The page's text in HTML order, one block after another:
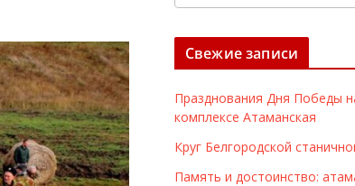
Свежие записи
Празднования Дня Победы
комплексе Атаманская
Круг Белгородской
Память и достоинство: